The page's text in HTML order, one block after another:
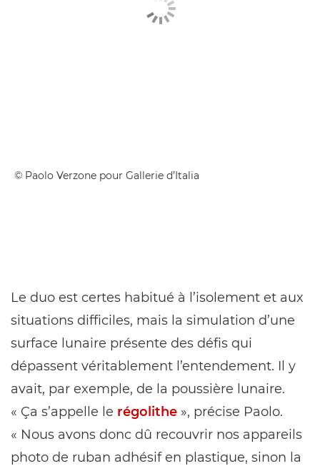
© Paolo Verzone pour Gallerie d’Italia
Le duo est certes habitué à l’isolement et aux
situations difficiles, mais la simulation d’une
surface lunaire présente des défis qui
dépassent véritablement l’entendement. Il y
avait, par exemple, de la poussière lunaire.
« Ça s’appelle le régolithe », précise Paolo.
« Nous avons donc dû recouvrir nos appareils
photo de ruban adhésif en plastique, sinon la